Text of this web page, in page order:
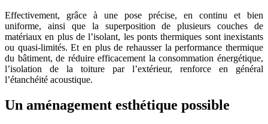
Effectivement, grâce à une pose précise, en continu et bien
uniforme, ainsi que la superposition de plusieurs couches de
matériaux en plus de l’isolant, les ponts thermiques sont inexistants
ou quasi-limités. Et en plus de rehausser la performance thermique
du bâtiment, de réduire efficacement la consommation énergétique,
l’isolation de la toiture par l’extérieur, renforce en général
l’étanchéité acoustique.
Un aménagement esthétique possible